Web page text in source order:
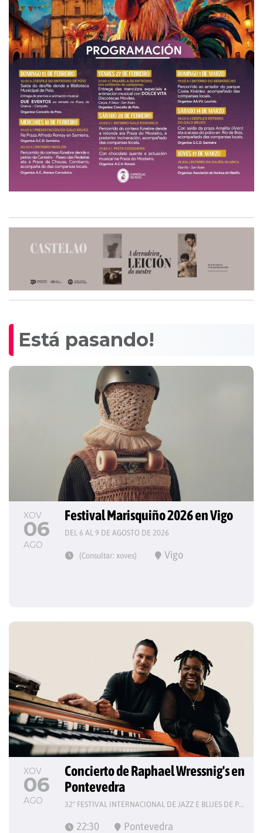
Está pasando!
XOV
06
AGO
Festival Marisquiño 2026 en Vigo
DEL 6 AL 9 DE AGOSTO DE 2026
(Consultar: xoves) Vigo
XOV
06
AGO
Concierto de Raphael Wressnig's en
Pontevedra
32º FESTIVAL INTERNACIONAL DE JAZZ E BLUES DE PONTEVEDRA
22:30 Pontevedra